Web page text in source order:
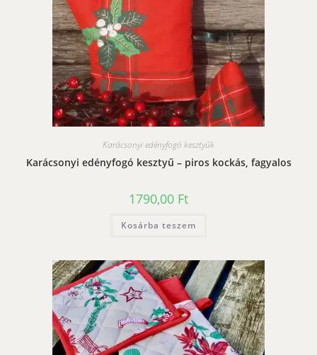
Karácsonyi edényfogó kesztyűk
Karácsonyi edényfogó kesztyű – piros kockás, fagyalos
1790,00 Ft
Kosárba teszem